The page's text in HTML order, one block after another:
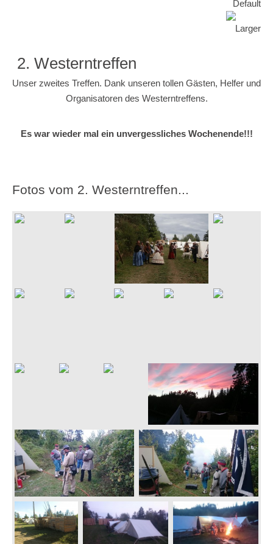
2. Westerntreffen
Unser zweites Treffen. Dank unseren tollen Gästen, Helfer und
Organisatoren des Westerntreffens.
Es war wieder mal ein unvergessliches Wochenende!!!
Fotos vom 2. Westerntreffen...